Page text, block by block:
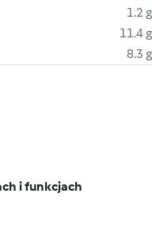
1.2 g
11.4 g
8.3 g
i funkcjach